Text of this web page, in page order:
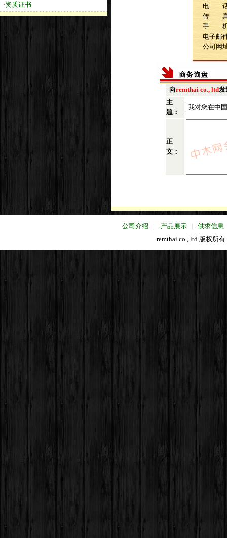
·资质证书
电 话
传 真
手 机
电子邮
公司网
向remthai co., ltd发
主
题：
正
文：
公司介绍 | 产品展示 |
供求信息
remthai co., ltd 版权所有